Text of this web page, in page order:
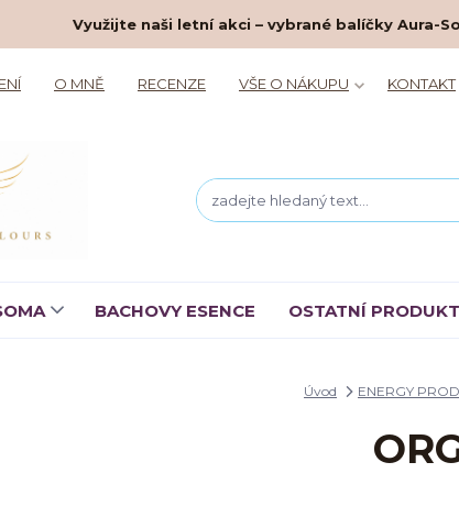
Využijte naši letní akci – vybrané balíčky Aura-
O MNĚ RECENZE VŠE O NÁKUPU KONTAKT
BACHOVY ESENCE OSTATNÍ
Úvod ENERGY